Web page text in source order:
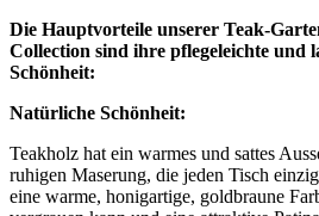
Die Hauptvorteile unserer Teak-
Collection sind ihre pflegeleichte und
Schönheit:
Natürliche Schönheit:
Teakholz hat ein warmes und sattes
ruhigen Maserung, die jeden Tisch
eine warme, honigartige, goldbraune